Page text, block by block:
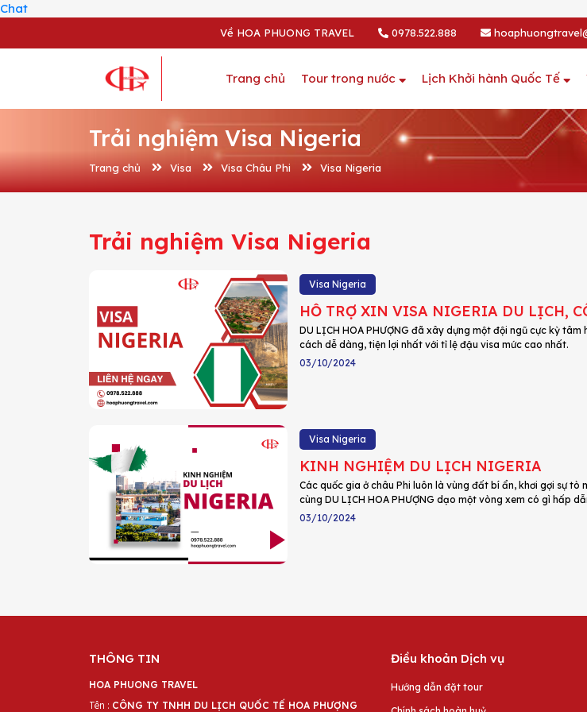
Chat
Về HOA PHUONG TRAVEL 0978.522.888
Trang chủ Tour trong nước Lịch Khởi hành Quốc Tế
Trải nghiệm Visa Nigeria
Trang chủ Visa Visa Châu Phi Visa Nigeria
Trải nghiệm Visa Nigeria
Visa Nigeria
HỖ TRỢ XIN VISA NIGERIA DU LỊCH,
DU LỊCH HOA PHƯỢNG đã xây dựng một đội ngũ cực kỳ
cách dễ dàng, tiện lợi nhất với tỉ lệ đậu visa mức cao nhất.
03/10/2024
Visa Nigeria
KINH NGHIỆM DU LỊCH NIGERIA
Các quốc gia ở châu Phi luôn là vùng đất bí ẩn, khơi gợi sự
cùng DU LỊCH HOA PHƯỢNG dạo một vòng xem có gì hấp
03/10/2024
THÔNG TIN
HOA PHUONG TRAVEL
Tên : CÔNG TY TNHH DU LỊCH QUỐC TẾ HOA PHƯỢNG
Điều khoản Dịch vụ
Hướng dẫn đặt tour